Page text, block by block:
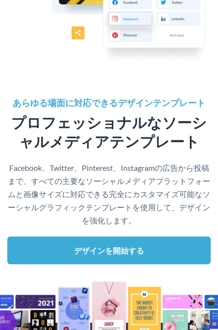
あらゆる場面に対応できるデザインテンプレート
プロフェッショナルなソーシ
ャルメディアテンプレート
Facebook、Twitter、Pinterest、Instagramの広告から投稿
まで、すべての主要なソーシャルメディアプラットフォー
ムと画像サイズに対応できる完全にカスタマイズ可能なソ
ーシャルグラフィックテンプレートを使用して、デザイン
を強化します。
デザインを開始する